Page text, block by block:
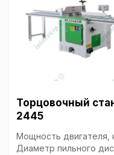
Торцовочный
2445
Мощность двигателя,
Диаметр пильного